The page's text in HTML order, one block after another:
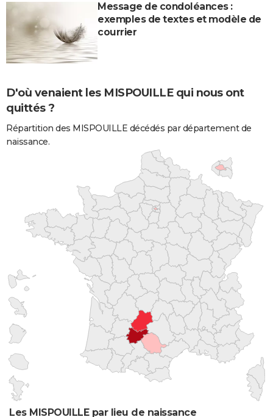
Message de condoléances :
exemples de textes et modèle de
courrier
D'où venaient les MISPOUILLE qui nous ont
quittés ?
Répartition des MISPOUILLE décédés par département de
naissance.
Les MISPOUILLE par lieu de naissance